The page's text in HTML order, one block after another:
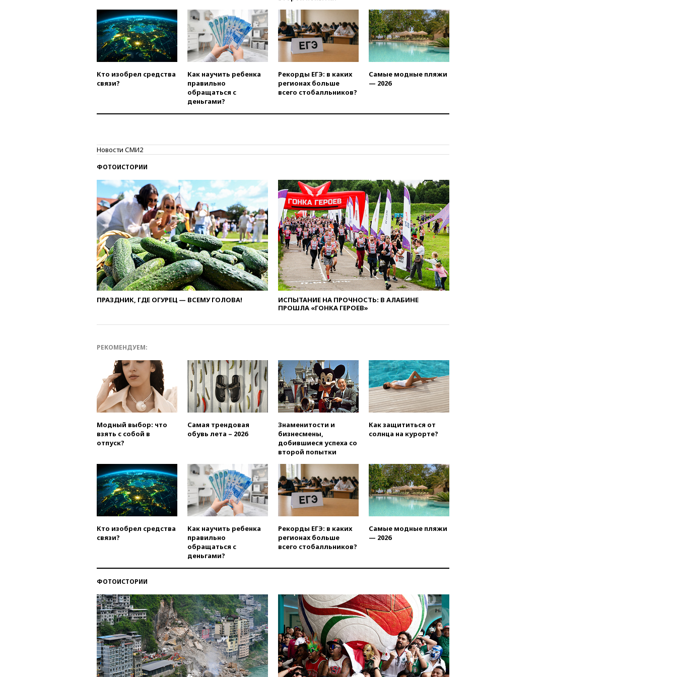
обращений о прекращении
концессии строительства ж/д
в Армении
21:00
В России вновь
обсуждают эксперимент по
онлайн-продаже алкоголя
20:45
Матвиенко: россиянам
могут рекомендовать не
посещать Армению
20:35ПВО за день сбила еще
20:27Ямпольская призвала
оптимизировать олимпиады
20:15Минтранс предложил
оплачивать защиту дорог от
БПЛА из средств на ремонт
20:00 Зеленский 8 августа
посетит Сербию с
официальным визитом
19:58В Госдуму будет внесен
законопроект об отмене ЕГЭ
19:50Аэропорты Сочи и
Ярославля приостановили
работу
19:35WP: Трамп призвал
поддержать Вэнса на выборах
превысило максимум 2022
года
19:15
Жуковский и аэропорт
Геленджика возобновили
работу
присвоения воинских званий
добровольцам
без российских туристов
18:35
В Жуковском и
аэропорту Геленджика
введены ограничения
18:21
Зюганов присоединился
к критике «Яблока»
18:15
Четыре человека
пострадали при атаках ВСУ на
строительства военной базы в
Газе
17:50Миронов призвал снять
«Яблоко» с выборов в Госдуму
17:45Правительство получит
«золотую акцию» в
управлении аэропортом
Шереметьево
Кто изобрел средства
связи?
Как научить ребенка
правильно
обращаться с
деньгами?
Рекорды ЕГЭ: в каких
регионах больше
всего стобалльников?
Самые модные пляжи
— 2026
Новости СМИ2
ФОТОИСТОРИИ
ПРАЗДНИК, ГДЕ ОГУРЕЦ — ВСЕМУ ГОЛОВА!
ИСПЫТАНИЕ НА ПРОЧНОСТЬ: В АЛАБИНЕ
ПРОШЛА «ГОНКА ГЕРОЕВ»
РЕКОМЕНДУЕМ:
Модный выбор: что
взять с собой в
отпуск?
Самая трендовая
обувь лета – 2026
Знаменитости и
бизнесмены,
добившиеся успеха со
второй попытки
Как защититься от
солнца на курорте?
Кто изобрел средства
связи?
Как научить ребенка
правильно
обращаться с
деньгами?
Рекорды ЕГЭ: в каких
регионах больше
всего стобалльников?
Самые модные пляжи
— 2026
ФОТОИСТОРИИ